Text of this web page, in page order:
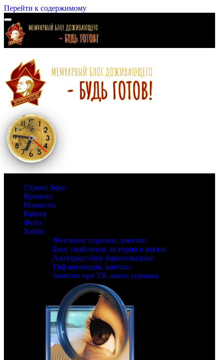
Перейти к содержимому
Страна Зеро
Времена
Моменты
Работа
Фото
Хобби
Фотошоп: поделки, заметки
Блог смайликов, история и жизнь
Аватарки: блог барахольщика
Гиф анимация, заметки
Заметки про ТВ, кино, сериалы